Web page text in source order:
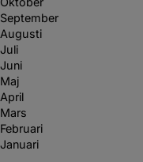
September
Augusti
Juli
Juni
Maj
April
Mars
Februari
Januari